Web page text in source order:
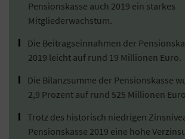
Pensionskasse auch 2019 ein starkes
Mitgliederwachstum.
Die Beitragseinnahmen der
2019 leicht auf rund 19 Millionen Euro.
Die Bilanzsumme der Pensionskasse
2,9 Prozent auf rund 525 Millionen
Trotz des historisch niedrigen
Pensionskasse 2019 eine hohe